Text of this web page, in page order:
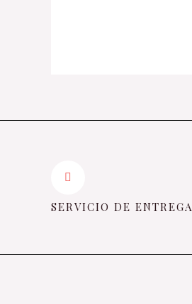
SERVICIO DE ENTREGA